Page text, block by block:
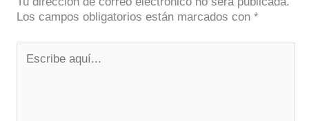
Los campos obligatorios están marcados con *
aquí...